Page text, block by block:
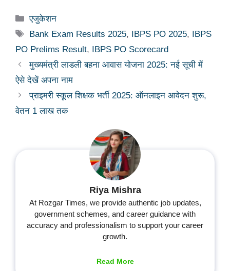
Categories
एजुकेशन
Tags
Bank Exam Results 2025, IBPS PO 2025, IBPS
PO Prelims Result, IBPS PO Scorecard
मुख्यमंत्री लाडली बहना आवास योजना 2025: नई सूची में
ऐसे देखें अपना नाम
प्राइमरी स्कूल शिक्षक भर्ती 2025: ऑनलाइन आवेदन शुरू,
वेतन 1 लाख तक
Riya Mishra
At Rozgar Times, we provide authentic job updates,
government schemes, and career guidance with
accuracy and professionalism to support your career
growth.
Read More